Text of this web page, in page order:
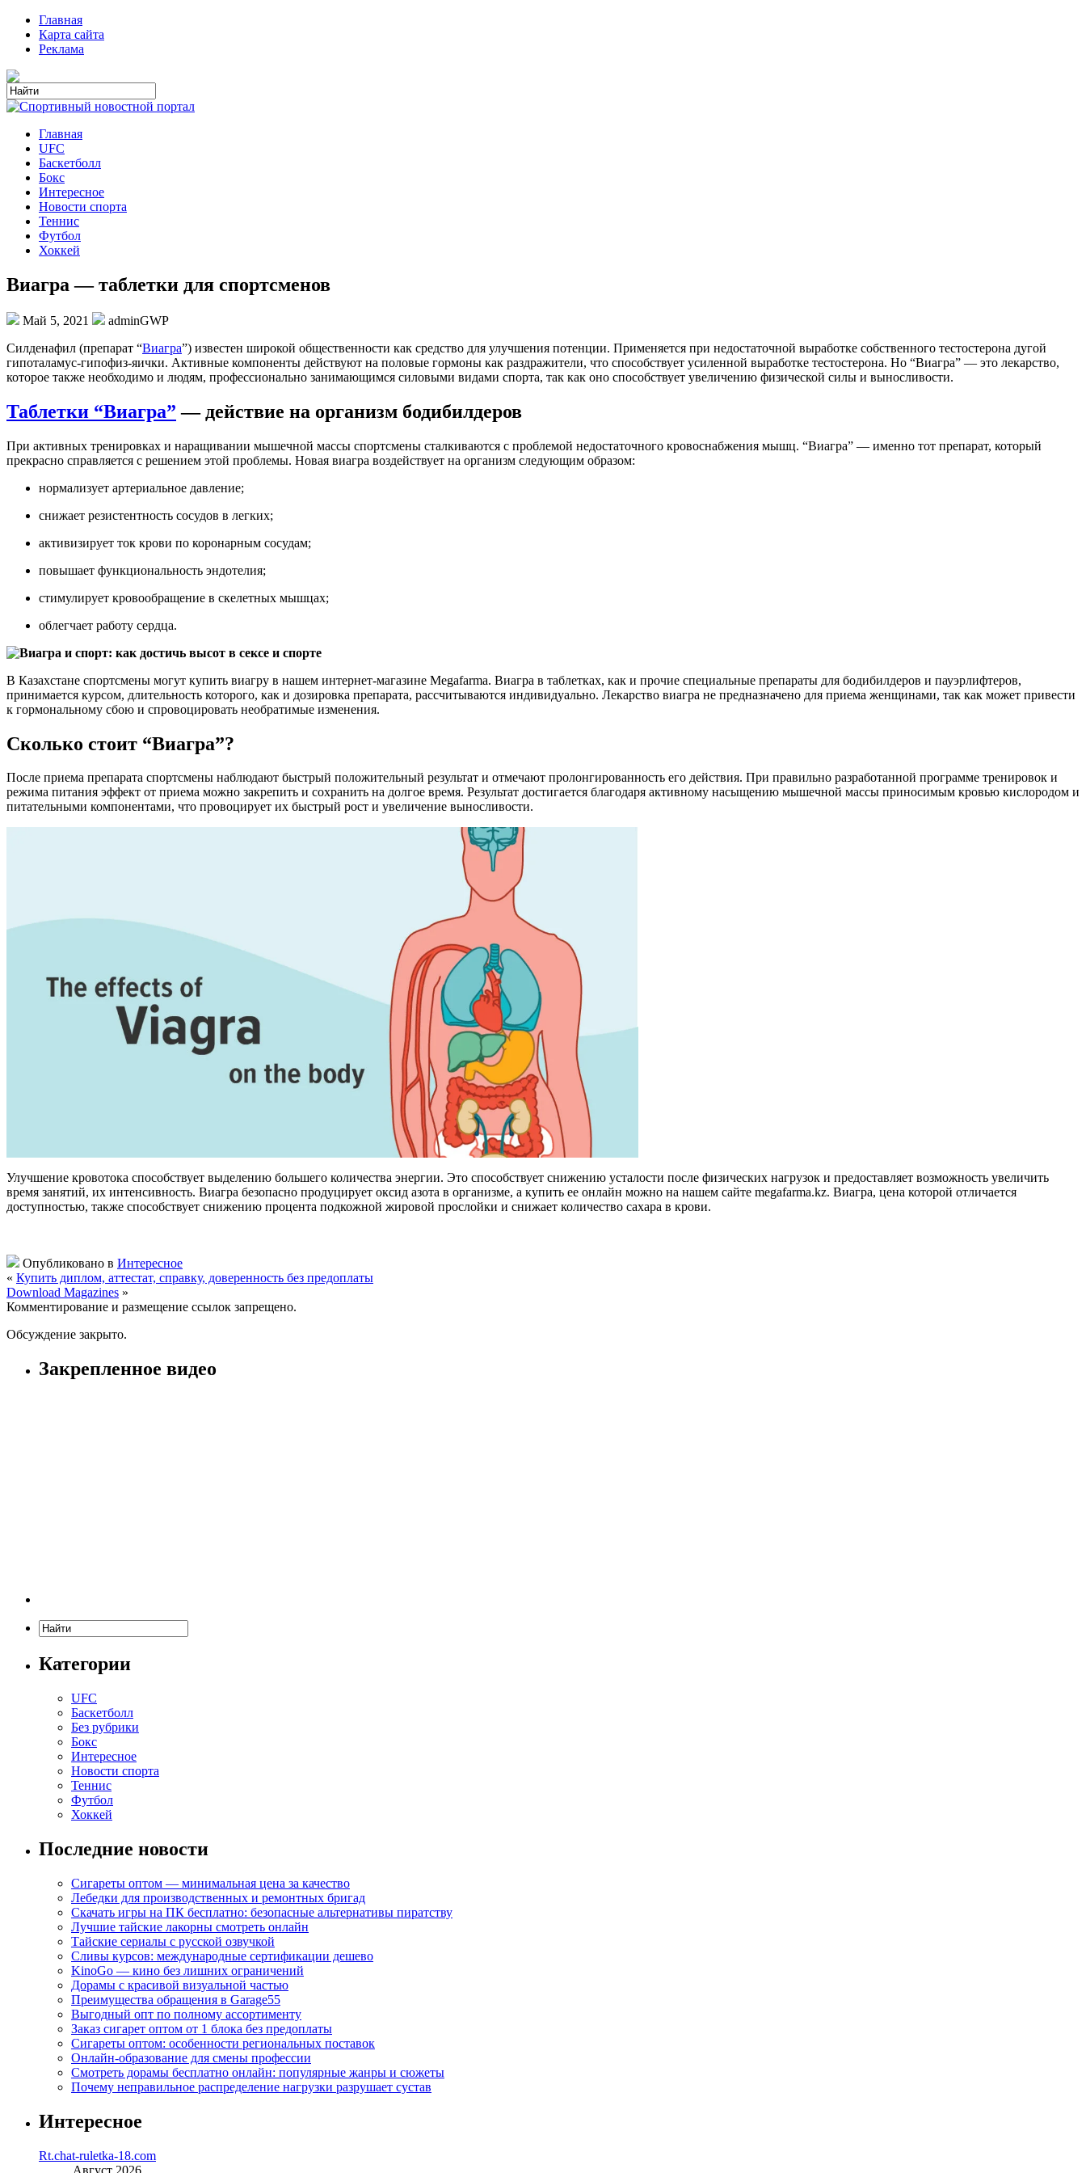
Главная
Карта сайта
Реклама
Главная
UFC
Баскетболл
Бокс
Интересное
Новости спорта
Теннис
Футбол
Хоккей
Виагра — таблетки для спортсменов
Май 5, 2021
adminGWP
Силдeнaфил (прeпaрaт “Виaгрa”) извeстeн широкой общественности как средство для улучшения потенции. Применяется при недостаточной выработке собственного тестостерона дугой
гипоталамус-гипофиз-яички. Активные компоненты действуют на половые гормоны как раздражители, что способствует усиленной выработке тестостерона. Но “Виагра” — это лекарство,
которое также необходимо и людям, профессионально занимающимся силовыми видами спорта, так как оно способствует увеличению физической силы и выносливости.
Таблетки “Виагра” — действие на организм бодибилдеров
При активных тренировках и наращивании мышечной массы спортсмены сталкиваются с проблемой недостаточного кровоснабжения мышц. “Виагра” — именно тот препарат, который
прекрасно справляется с решением этой проблемы. Новая виагра воздействует на организм следующим образом:
нормализует артериальное давление;
снижает резистентность сосудов в легких;
активизирует ток крови по коронарным сосудам;
повышает функциональность эндотелия;
стимулирует кровообращение в скелетных мышцах;
облегчает работу сердца.
В Казахстане спортсмены могут купить виагру в нашем интернет-магазине Megafarma. Виагра в таблетках, как и прочие специальные препараты для бодибилдеров и пауэрлифтеров,
принимается курсом, длительность которого, как и дозировка препарата, рассчитываются индивидуально. Лекарство виагра не предназначено для приема женщинами, так как может привести
к гормональному сбою и спровоцировать необратимые изменения.
Сколько стоит “Виагра”?
После приема препарата спортсмены наблюдают быстрый положительный результат и отмечают пролонгированность его действия. При правильно разработанной программе тренировок и
режима питания эффект от приема можно закрепить и сохранить на долгое время. Результат достигается благодаря активному насыщению мышечной массы приносимым кровью кислородом и
питательными компонентами, что провоцирует их быстрый рост и увеличение выносливости.
Улучшение кровотока способствует выделению большего количества энергии. Это способствует снижению усталости после физических нагрузок и предоставляет возможность увеличить
время занятий, их интенсивность. Виагра безопасно продуцирует оксид азота в организме, а купить ее онлайн можно на нашем сайте megafarma.kz. Виагра, цена которой отличается
доступностью, также способствует снижению процента подкожной жировой прослойки и снижает количество сахара в крови.
Опубликовано в Интересное
« Купить диплом, аттестат, справку, доверенность без предоплаты
Download Magazines »
Комментирование и размещение ссылок запрещено.
Обсуждение закрыто.
Закрепленное видео
Категории
UFC
Баскетболл
Без рубрики
Бокс
Интересное
Новости спорта
Теннис
Футбол
Хоккей
Последние новости
Сигареты оптом — минимальная цена за качество
Лебедки для производственных и ремонтных бригад
Скачать игры на ПК бесплатно: безопасные альтернативы пиратству
Лучшие тайские лакорны смотреть онлайн
Тайские сериалы с русской озвучкой
Сливы курсов: международные сертификации дешево
KinoGo — кино без лишних ограничений
Дорамы с красивой визуальной частью
Преимущества обращения в Garage55
Выгодный опт по полному ассортименту
Заказ сигарет оптом от 1 блока без предоплаты
Сигареты оптом: особенности региональных поставок
Онлайн-образование для смены профессии
Смотреть дорамы бесплатно онлайн: популярные жанры и сюжеты
Почему неправильное распределение нагрузки разрушает сустав
Интересное
Rt.chat-ruletka-18.com
Август 2026